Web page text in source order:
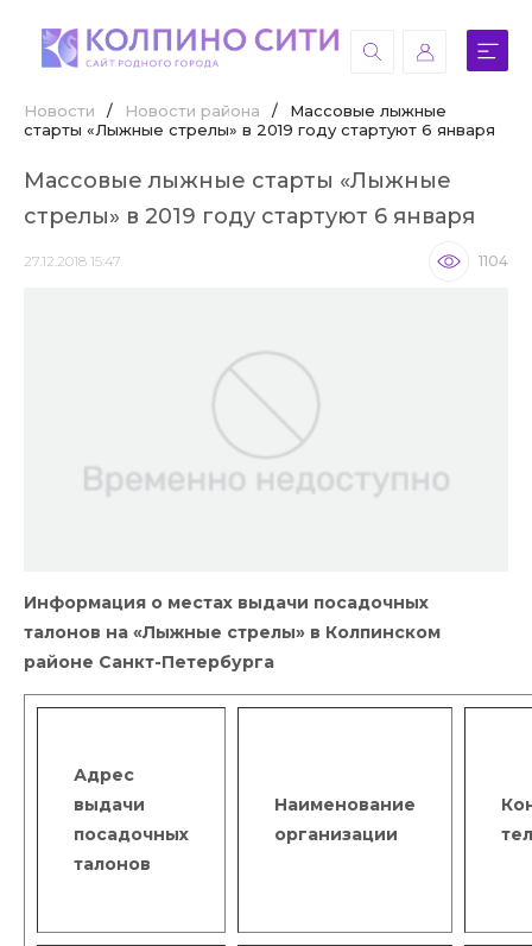
Новости / Новости района /
Массовые лыжные
старты «Лыжные стрелы» в 2019 году стартуют 6 января
Массовые лыжные старты «Лыжные
стрелы» в 2019 году стартуют 6 января
27.12.2018 15:47 1104
Информация о местах выдачи посадочных
талонов на «Лыжные стрелы» в Колпинском
районе Санкт-Петербурга
Адрес
выдачи
посадочных
талонов
Наименование
организации